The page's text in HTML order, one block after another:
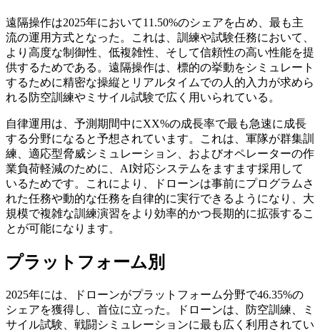
遠隔操作は2025年において11.50%のシェアを占め、最も主
流の運用方式となった。これは、訓練や試験任務において、
より高度な制御性、低複雑性、そして信頼性の高い性能を提
供するためである。遠隔操作は、標的の挙動をシミュレート
するために精密な操縦とリアルタイムでの人的入力が求めら
れる防空訓練やミサイル試験で広く用いられている。
自律運用は、予測期間中にXX%の成長率で最も急速に成長
する分野になると予想されています。これは、軍隊が群集訓
練、適応型脅威シミュレーション、およびオペレーターの作
業負荷軽減のために、AI対応システムをますます採用して
いるためです。これにより、ドローンは事前にプログラムさ
れた任務や動的な任務を自律的に実行できるようになり、大
規模で複雑な訓練演習をより効率的かつ長期的に拡張するこ
とが可能になります。
プラットフォーム別
2025年には、ドローンがプラットフォーム分野で46.35%の
シェアを獲得し、首位に立った。ドローンは、防空訓練、ミ
サイル試験、戦闘シミュレーションに最も広く利用されてい